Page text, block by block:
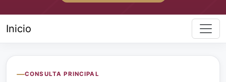
Inicio
CONSULTA PRINCIPAL